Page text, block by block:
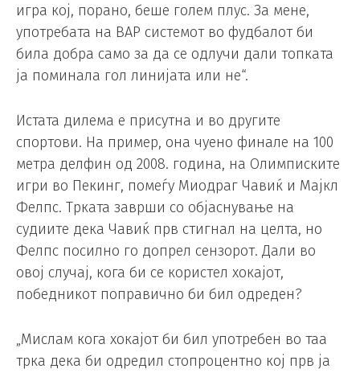
игра кој, порано, беше голем плус. За мене,
употребата на ВАР системот во фудбалот би
била добра само за да се одлучи дали топката
ја поминала гол линијата или не“.
Истата дилема е присутна и во другите
спортови. На пример, она чуено финале на 100
метра делфин од 2008. година, на Олимписките
игри во Пекинг, помеѓу Миодраг Чавиќ и Мајкл
Фелпс. Трката заврши со објаснување на
судиите дека Чавиќ прв стигнал на целта, но
Фелпс посилно го допрел сензорот. Дали во
овој случај, кога би се користел хокајот,
победникот поправично би бил одреден?
„Мислам кога хокајот би бил употребен во таа
трка дека би одредил стопроцентно кој прв ја